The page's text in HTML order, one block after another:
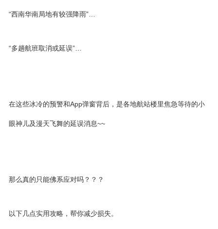
“西南华南局地有较强降雨”…
“多趟航班取消或延误”…
在这些冰冷的预警和App弹窗背后，是各地航站楼里焦急等待的小
眼神儿及漫天飞舞的延误消息~~
那么真的只能佛系应对吗？？？
以下几点实用攻略，帮你减少损失。